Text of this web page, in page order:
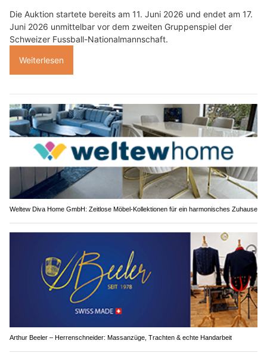
Die Auktion startete bereits am 11. Juni 2026 und endet am 17.
Juni 2026 unmittelbar vor dem zweiten Gruppenspiel der
Schweizer Fussball-Nationalmannschaft.
Weiterlesen
Weltew Diva Home GmbH: Zeitlose Möbel-Kollektionen für ein harmonisches Zuhause
Arthur Beeler – Herrenschneider: Massanzüge, Trachten & echte Handarbeit